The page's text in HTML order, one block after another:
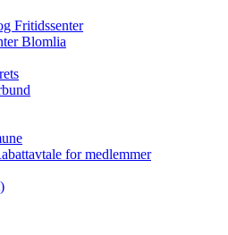
Fritidssenter
Blomlia
for medlemmer